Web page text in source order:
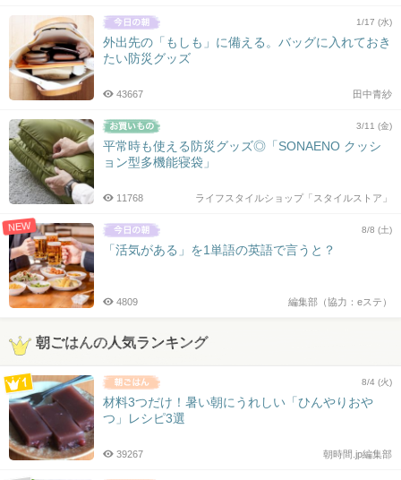
1/17 (水)
外出先の「もしも」に備える。バッグに入れておき
たい防災グッズ
田中青紗
43667
3/11 (金)
平常時も使える防災グッズ◎「SONAENO クッシ
ョン型多機能寝袋」
ライフスタイルショップ「スタイルストア」
11768
NEW 8/8 (土)
「活気がある」を1単語の英語で言うと？
編集部（協力：eステ）
4809
朝ごはんの人気ランキング
8/4 (火)
材料3つだけ！暑い朝にうれしい「ひんやりおや
つ」レシピ3選
朝時間.jp編集部
39267